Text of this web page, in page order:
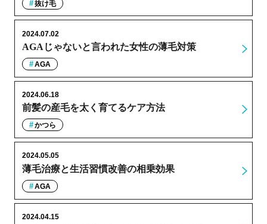
抜け毛
AGAじゃないと言われた女性の薄毛対策
2024.07.02
AGA
前髪の産毛を太く育てるケア方法
2024.06.18
かつら
薄毛治療と生活習慣改善の相乗効果
2024.05.05
AGA
2024.04.15